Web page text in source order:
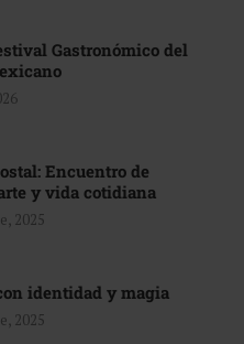
Gastronómico del
Encuentro de
y vida cotidiana
2025
identidad y magia
2025